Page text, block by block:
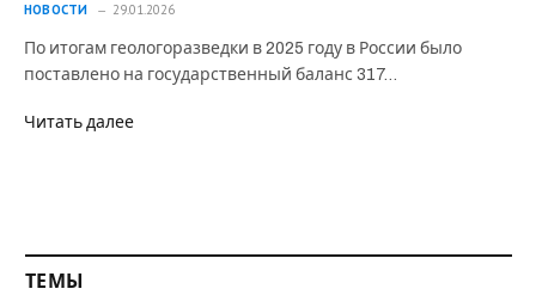
НОВОСТИ 29.01.2026
По итогам геологоразведки в 2025 году в России было
поставлено на государственный баланс 317…
Читать далее
ТЕМЫ